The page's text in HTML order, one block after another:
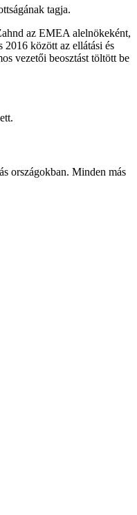
tagja.
az EMEA alelnökeként,
2016 között az ellátási és
vezetői beosztást töltött be
országokban. Minden más